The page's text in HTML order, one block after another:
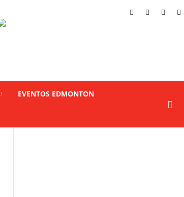
EVENTOS EDMONTON